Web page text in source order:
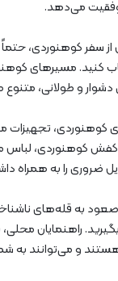
می‌دهد.
از سفر کوهنوردی،
کنید. مسیرهای
و طولانی،
کوهنوردی، تجهیزات
کوهنوردی، لباس
ضروری را به همراه
به قله‌های
راهنمایان محلی،
و می‌توانند به